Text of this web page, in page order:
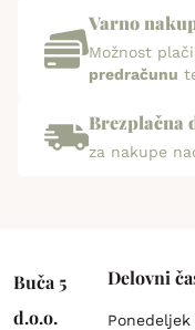
Varno
Možnost
predračunu
Brezplačna
za nakupe
Buča 5
d.o.o.
Delovni
Ponedeljek